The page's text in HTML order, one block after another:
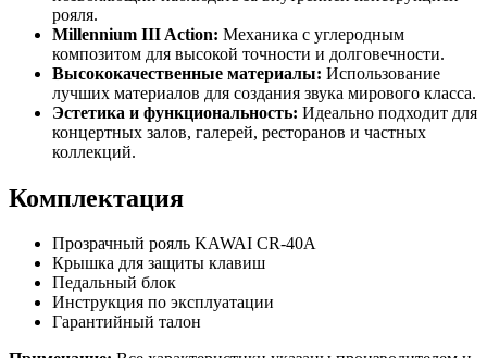
рояля.
Millennium III Action: Механика с углеродным
композитом для высокой точности и долговечности.
Высококачественные материалы: Использование
лучших материалов для создания звука мирового класса.
Эстетика и функциональность: Идеально подходит для
концертных залов, галерей, ресторанов и частных
коллекций.
Комплектация
Прозрачный рояль KAWAI CR-40A
Крышка для защиты клавиш
Педальный блок
Инструкция по эксплуатации
Гарантийный талон